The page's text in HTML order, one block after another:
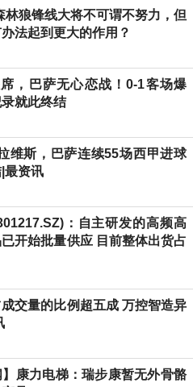
林狼锋线大将不可谓不努力，但
法起到更大的作用？
，巴萨无心恋战！0-1客场爆
就此终结
维斯，巴萨连续55场西甲进球
最资讯
：自主研发的高频高
开始批量供应 目前整体出货占
交量的比例超五成 万控智造异
】康力电梯：瑞步康暂无外骨骼